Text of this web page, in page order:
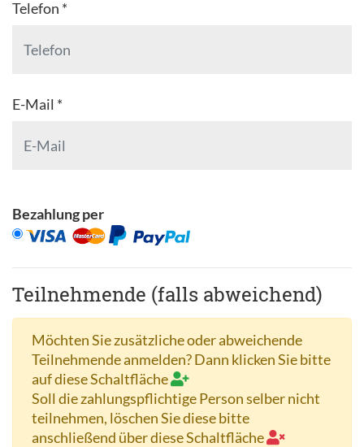
Telefon *
E-Mail *
Bezahlung per
Teilnehmende (falls abweichend)
Möchten Sie zusätzliche oder abweichende
Teilnehmende anmelden? Dann klicken Sie bitte
auf diese Schaltfläche
Soll die zahlungspflichtige Person selber nicht
teilnehmen, löschen Sie diese bitte
anschließend über diese Schaltfläche